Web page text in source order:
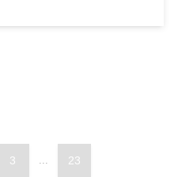
3 ... 23